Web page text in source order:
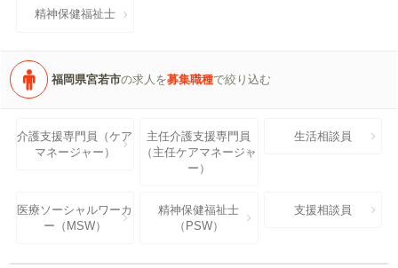
精神保健福祉士
福岡県宮若市の求人を募集職種で絞り込む
介護支援専門員（ケア
マネージャー）
主任介護支援専門員
（主任ケアマネージャ
ー）
生活相談員
医療ソーシャルワーカ
ー（MSW）
精神保健福祉士
（PSW）
支援相談員